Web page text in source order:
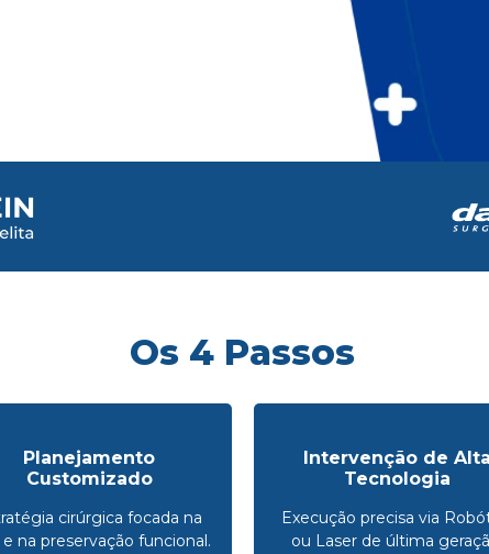
Os 4 Passos
Planejamento
Customizado
cirúrgica focada na
e na preservação funcional.
Intervenção de Alta
Tecnologia
Execução precisa via
ou Laser de última